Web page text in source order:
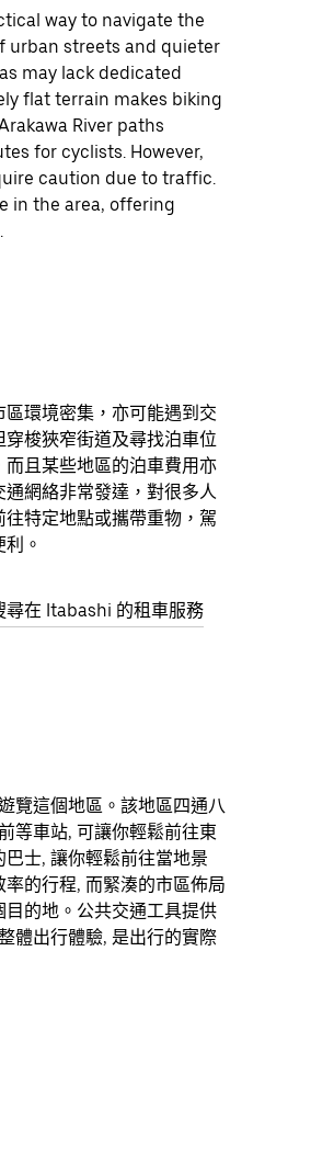
way to navigate the
urban streets and quieter
may lack dedicated
flat terrain makes biking
River paths
for cyclists. However,
caution due to traffic.
in the area, offering
環境密集，亦可能遇到交
梭狹窄街道及尋找泊車位
且某些地區的泊車費用亦
網絡非常發達，對很多人
特定地點或攜帶重物，駕
。
尋在 Itabashi 的租車服務
覽這個地區。該地區四通八
等車站, 可讓你輕鬆前往東
士, 讓你輕鬆前往當地景
的行程, 而緊湊的市區佈局
的地。公共交通工具提供
體出行體驗, 是出行的實際